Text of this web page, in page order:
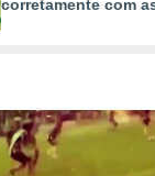
corretamente com